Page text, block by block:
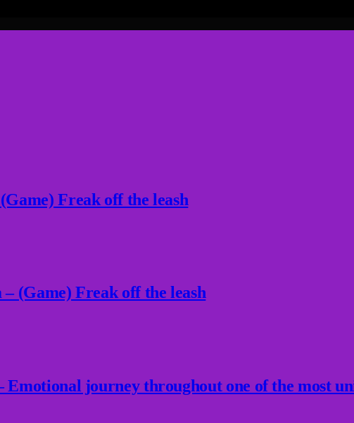
Freak off the leash
(Game) Freak off the leash
Emotional journey throughout one of the most